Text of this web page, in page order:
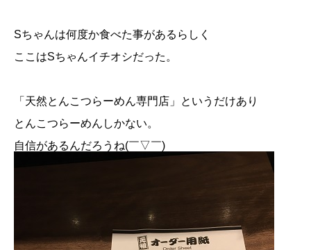
Sちゃんは何度か食べた事があるらしく
ここはSちゃんイチオシだった。
「天然とんこつらーめん専門店」というだけあり
とんこつらーめんしかない。
自信があるんだろうね(￣▽￣)